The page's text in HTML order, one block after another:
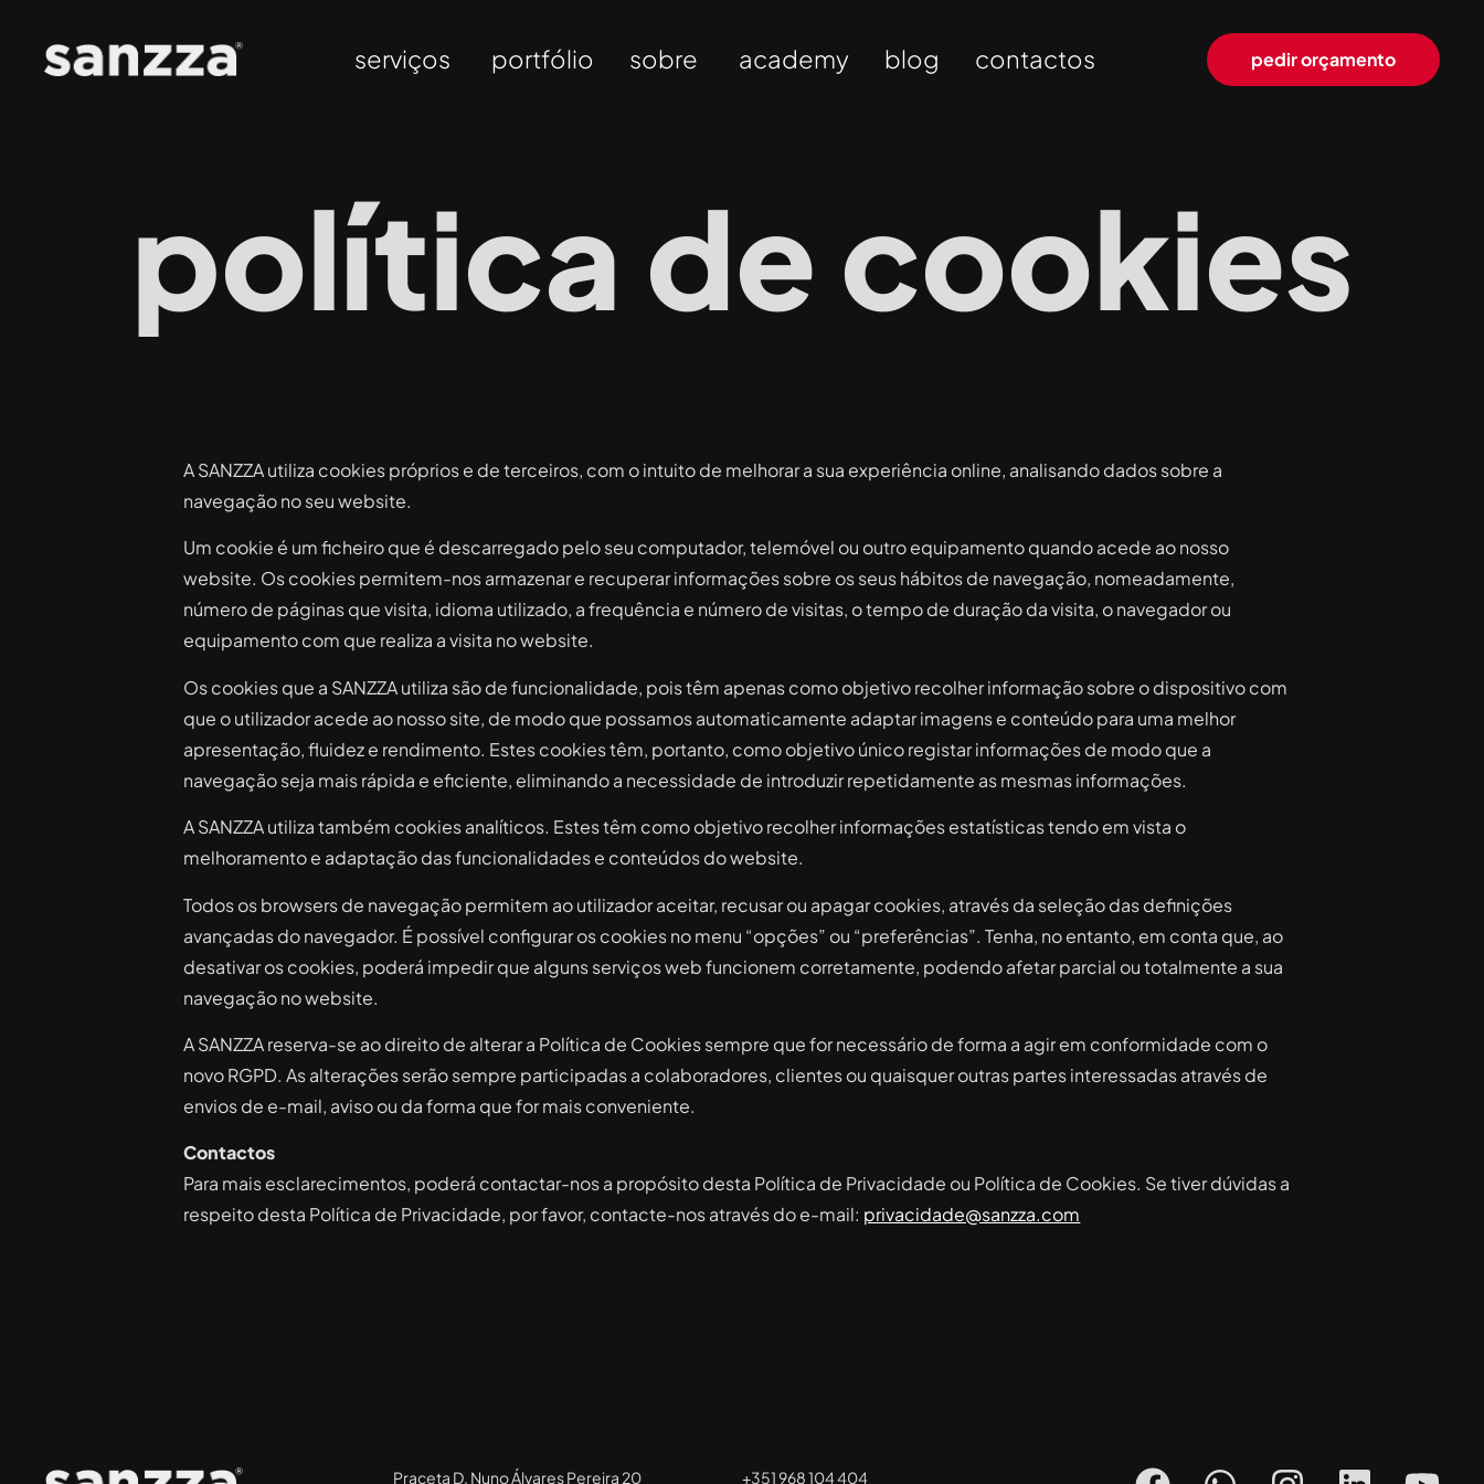
serviços portfólio sobre academy blog contactos pedir orçamento
política de cookies
A SANZZA utiliza cookies próprios e de terceiros, com o intuito de melhorar a sua experiência online, analisando dados sobre a
navegação no seu website.
Um cookie é um ficheiro que é descarregado pelo seu computador, telemóvel ou outro equipamento quando acede ao nosso
website. Os cookies permitem-nos armazenar e recuperar informações sobre os seus hábitos de navegação, nomeadamente,
número de páginas que visita, idioma utilizado, a frequência e número de visitas, o tempo de duração da visita, o navegador ou
equipamento com que realiza a visita no website.
Os cookies que a SANZZA utiliza são de funcionalidade, pois têm apenas como objetivo recolher informação sobre o dispositivo com
que o utilizador acede ao nosso site, de modo que possamos automaticamente adaptar imagens e conteúdo para uma melhor
apresentação, fluidez e rendimento. Estes cookies têm, portanto, como objetivo único registar informações de modo que a
navegação seja mais rápida e eficiente, eliminando a necessidade de introduzir repetidamente as mesmas informações.
A SANZZA utiliza também cookies analíticos. Estes têm como objetivo recolher informações estatísticas tendo em vista o
melhoramento e adaptação das funcionalidades e conteúdos do website.
Todos os browsers de navegação permitem ao utilizador aceitar, recusar ou apagar cookies, através da seleção das definições
avançadas do navegador. É possível configurar os cookies no menu “opções” ou “preferências”. Tenha, no entanto, em conta que, ao
desativar os cookies, poderá impedir que alguns serviços web funcionem corretamente, podendo afetar parcial ou totalmente a sua
navegação no website.
A SANZZA reserva-se ao direito de alterar a Política de Cookies sempre que for necessário de forma a agir em conformidade com o
novo RGPD. As alterações serão sempre participadas a colaboradores, clientes ou quaisquer outras partes interessadas através de
envios de e-mail, aviso ou da forma que for mais conveniente.
Contactos
Para mais esclarecimentos, poderá contactar-nos a propósito desta Política de Privacidade ou Política de Cookies. Se tiver dúvidas a
respeito desta Política de Privacidade, por favor, contacte-nos através do e-mail: privacidade@sanzza.com
Praceta D. Nuno Álvares Pereira 20 +351 968 104 404